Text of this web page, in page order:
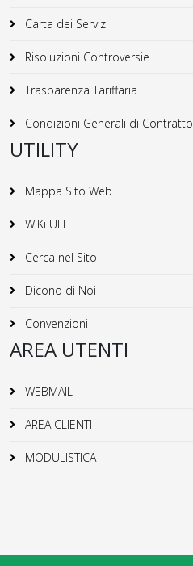
Carta dei Servizi
Risoluzioni Controversie
Trasparenza Tariffaria
Condizioni Generali di Contratto
UTILITY
Mappa Sito Web
WiKi ULI
Cerca nel Sito
Dicono di Noi
Convenzioni
AREA UTENTI
WEBMAIL
AREA CLIENTI
MODULISTICA